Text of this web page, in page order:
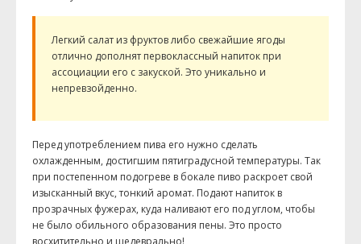
Легкий салат из фруктов либо свежайшие ягоды
отлично дополнят первоклассный напиток при
ассоциации его с закуской. Это уникально и
непревзойденно.
Перед употреблением пива его нужно сделать
охлажденным, достигшим пятиградусной температуры. Так
при постепенном подогреве в бокале пиво раскроет свой
изысканный вкус, тонкий аромат. Подают напиток в
прозрачных фужерах, куда наливают его под углом, чтобы
не было обильного образования пены. Это просто
восхитительно и шедеврально!